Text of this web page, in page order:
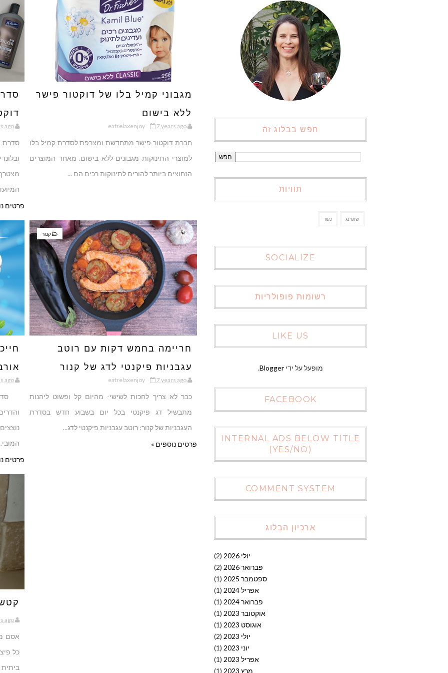
ago
פרטים
מגבוני קמיל בלו של דוקטור פישר
ללא בישום
eatrelaxenjoy 7 years ago
חברת דוקטור פישר מתחדשת ומצרפת לסדרת קמיל בלו
למוצרי התינוקות מגבונים ללא בישום. מאחד המוצרים
הנחוצים ביותר להורים לתינוקות רכים הם ...
ago
פרטים
קנור
חריימה בחמש דקות עם רוטב
עגבניות פיקנטי לדג של קנור
eatrelaxenjoy 7 years ago
כבר לא צריך לחכות לשישי- מהיום קל ופשוט ליהנות
מתבשיל דג פיקנטי בכל יום בשבוע חדש בסדרת
העגבניות של קנור: רוטב עגבניות פיקנטי לדג...
פרטים נוספים »
ago
אסם
כל
ביתית
חפש בבלוג זה
תוויות
כשר שופינג
SOCIALIZE
רשומות פופולריות
LIKE US
מופעל על ידי Blogger
.
FACEBOOK
INTERNAL ADS BELOW TITLE
(YES/NO)
COMMENT SYSTEM
ארכיון הבלוג
יולי 2026
(2)
פברואר 2026
(2)
ספטמבר 2025
(1)
אפריל 2024
(1)
פברואר 2024
(1)
אוקטובר 2023
(1)
אוגוסט 2023
(1)
יולי 2023
(2)
יוני 2023
(1)
אפריל 2023
(1)
מרץ 2023
(1)